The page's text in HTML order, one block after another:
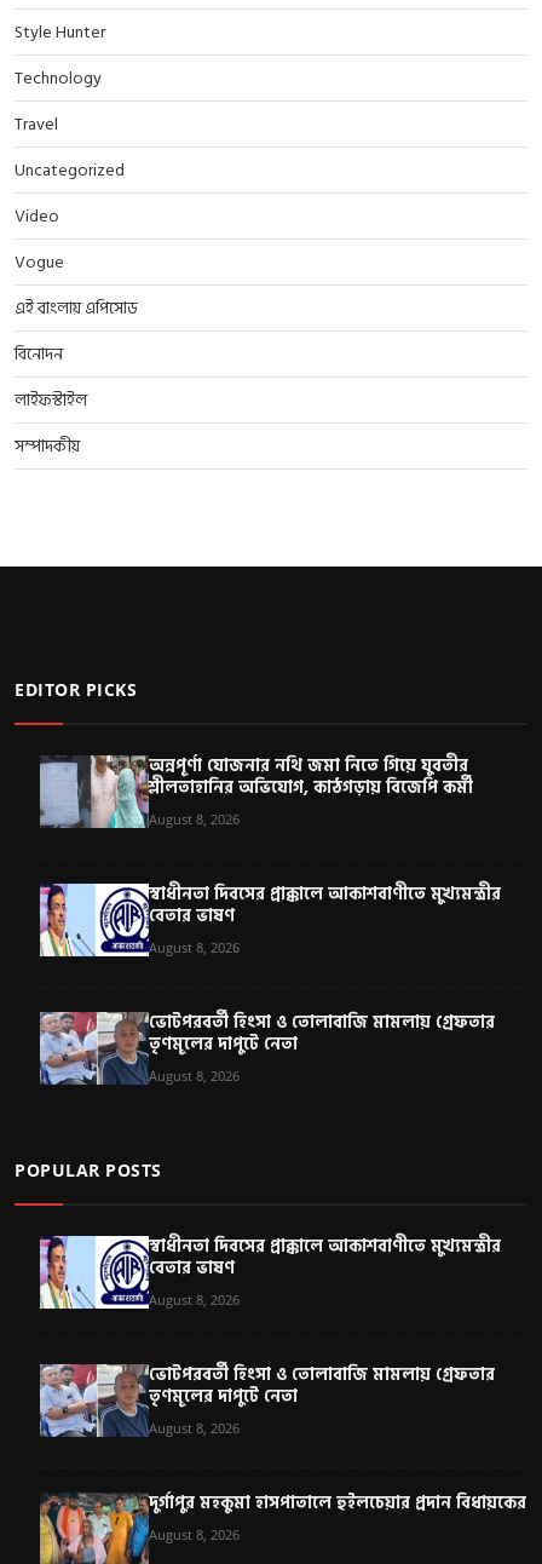
Style Hunter
Technology
Travel
Uncategorized
Video
Vogue
এই বাংলায় এপিসোড
বিনোদন
লাইফস্টাইল
সম্পাদকীয়
EDITOR PICKS
অন্নপূর্ণা যোজনার নথি জমা নিতে গিয়ে যুবতীর
শ্লীলতাহানির অভিযোগ, কাঠগড়ায় বিজেপি কর্মী
August 8, 2026
স্বাধীনতা দিবসের প্রাক্কালে আকাশবাণীতে মুখ্যমন্ত্রীর
বেতার ভাষণ
August 8, 2026
ভোটপরবর্তী হিংসা ও তোলাবাজি মামলায় গ্রেফতার
তৃণমূলের দাপুটে নেতা
August 8, 2026
POPULAR POSTS
স্বাধীনতা দিবসের প্রাক্কালে আকাশবাণীতে মুখ্যমন্ত্রীর
বেতার ভাষণ
August 8, 2026
ভোটপরবর্তী হিংসা ও তোলাবাজি মামলায় গ্রেফতার
তৃণমূলের দাপুটে নেতা
August 8, 2026
দুর্গাপুর মহকুমা হাসপাতালে হুইলচেয়ার প্রদান বিধায়কের
August 8, 2026